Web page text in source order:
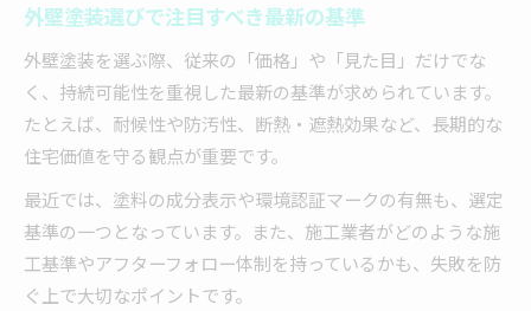
外壁塗装選びで注目すべき最新の基準
外壁塗装を選ぶ際、従来の「価格」や「見た目」だけでな
く、持続可能性を重視した最新の基準が求められています。
たとえば、耐候性や防汚性、断熱・遮熱効果など、長期的な
住宅価値を守る観点が重要です。
最近では、塗料の成分表示や環境認証マークの有無も、選定
基準の一つとなっています。また、施工業者がどのような施
工基準やアフターフォロー体制を持っているかも、失敗を防
ぐ上で大切なポイントです。